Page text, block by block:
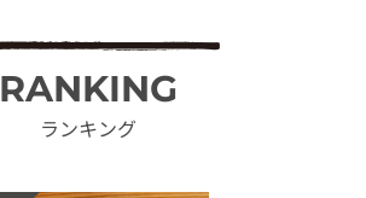
RANKING
ランキング